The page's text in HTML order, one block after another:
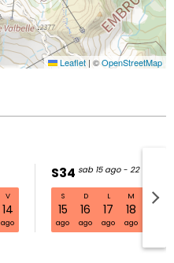
Leaflet | ©OpenStreetMap
V
14
ago
S34 sab 15 ago - 22 ago
S
15
ago
D
16
ago
L
17
ago
M
18
ago
M
19
S33 sab 08 ago - 15 ago